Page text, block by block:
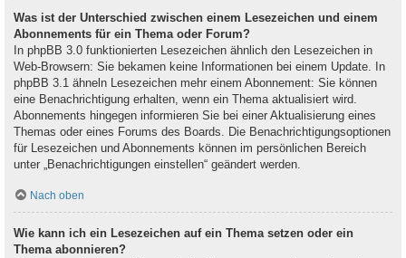
Was ist der Unterschied zwischen einem Lesezeichen und einem
Abonnements für ein Thema oder Forum?
In phpBB 3.0 funktionierten Lesezeichen ähnlich den Lesezeichen in
Web-Browsern: Sie bekamen keine Informationen bei einem Update. In
phpBB 3.1 ähneln Lesezeichen mehr einem Abonnement: Sie können
eine Benachrichtigung erhalten, wenn ein Thema aktualisiert wird.
Abonnements hingegen informieren Sie bei einer Aktualisierung eines
Themas oder eines Forums des Boards. Die Benachrichtigungsoptionen
für Lesezeichen und Abonnements können im persönlichen Bereich
unter „Benachrichtigungen einstellen“ geändert werden.
Nach oben
Wie kann ich ein Lesezeichen auf ein Thema setzen oder ein
Thema abonnieren?